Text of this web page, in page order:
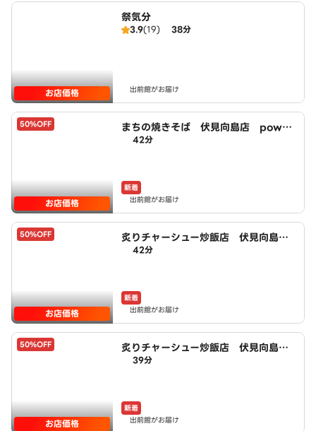
お店価格
祭気分
3.9(19) 38分
出前館がお届け
50%OFF
お店価格
まちの焼きそば 伏見向島店 power
ed by LAWSON
42分
新着
出前館がお届け
50%OFF
お店価格
炙りチャーシュー炒飯店 伏見向島
店 powered by LAWSON
42分
新着
出前館がお届け
50%OFF
お店価格
炙りチャーシュー炒飯店 伏見向島鷹
場町店 powered by LAWSON
39分
新着
出前館がお届け